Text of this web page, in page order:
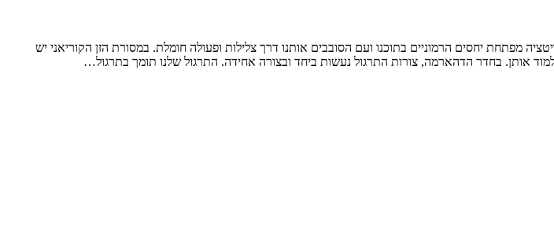
מפתחת יחסים הרמוניים בתוכנו ועם הסובבים אותנו דרך צלילות ופעולה חומלת. במסורת הזן הקוריאני יש
אותן. בחדר הדהארמה, צורות התרגול נעשות ביחד ובצורה אחידה. התרגול שלנו תומך בתרגול…